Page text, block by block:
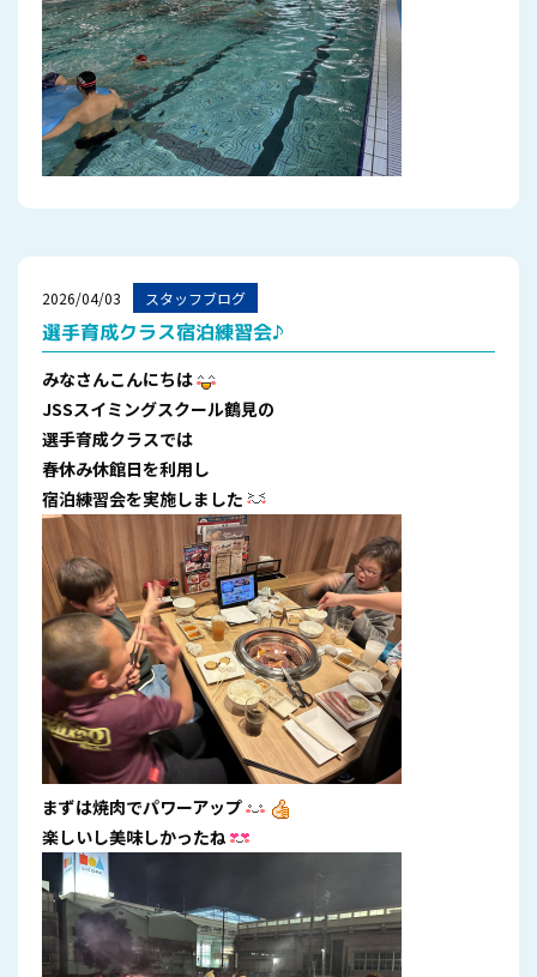
2026/04/03 スタッフブログ
選手育成クラス宿泊練習会♪
みなさんこんにちは
JSSスイミングスクール鶴見の
選手育成クラスでは
春休み休館日を利用し
宿泊練習会を実施しました
まずは焼肉でパワーアップ
楽しいし美味しかったね